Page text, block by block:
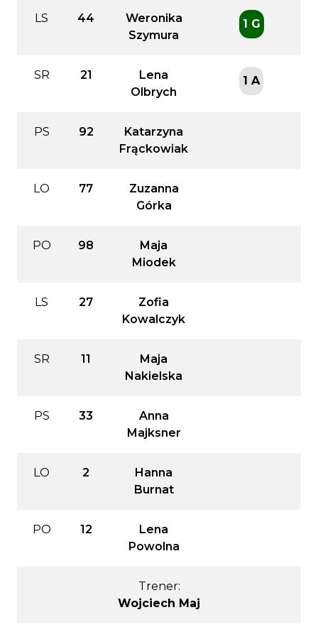
LS 44
Weronika
Szymura
1 G
SR 21
Lena
Olbrych
1 A
PS 92
Katarzyna
Frąckowiak
LO 77
Zuzanna
Górka
PO 98
Maja
Miodek
LS 27
Zofia
Kowalczyk
SR 11
Maja
Nakielska
PS 33
Anna
Majksner
LO 2
Hanna
Burnat
PO 12
Lena
Powolna
Trener:
Wojciech Maj